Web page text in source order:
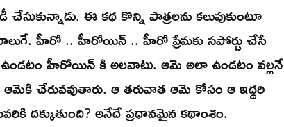
ఈ కథ కొన్ని పాత్రలను కలుపుకుంటూ
హీరో .. హీరోయిన్ .. హీరో ప్రేమకు సపోర్టు చేసే
ఉండటం హీరోయిన్ కి అలవాటు. ఆమె అలా ఉండటం వల్లనే
చేరువవుతారు. ఆ తరువాత ఆమె కోసం ఆ ఇద్దరి
దక్కుతుంది? అనేదే ప్రధానమైన కథాంశం.